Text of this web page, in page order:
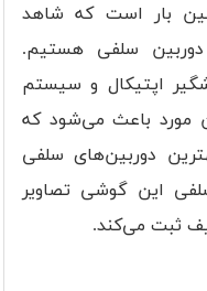
بار است که شاهد
دوربین سلفی هستیم.
۱۰، به لرزشگیر اپتیکال و سیستم
مورد باعث می‌شود که
دوربین‌های سلفی
این گوشی تصاویر
ثبت می‌کند.